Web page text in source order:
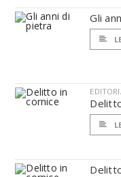
Gli